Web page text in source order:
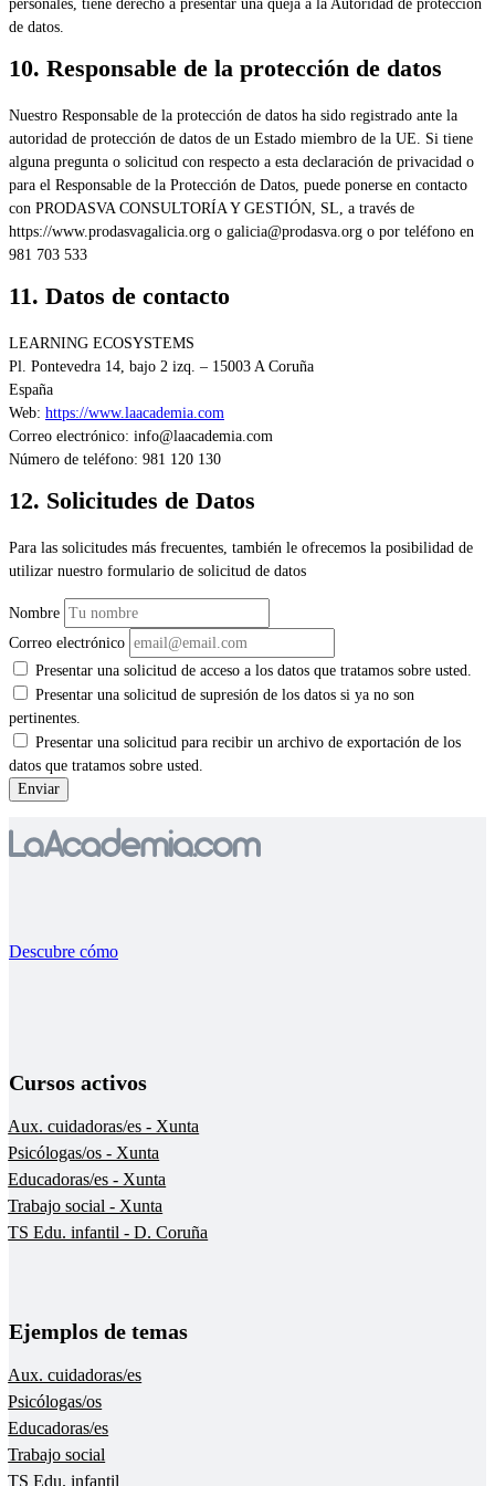
personales, tiene derecho a presentar una queja a la Autoridad de protección
de datos.
10. Responsable de la protección de datos
Nuestro Responsable de la protección de datos ha sido registrado ante la
autoridad de protección de datos de un Estado miembro de la UE. Si tiene
alguna pregunta o solicitud con respecto a esta declaración de privacidad o
para el Responsable de la Protección de Datos, puede ponerse en contacto
con PRODASVA CONSULTORÍA Y GESTIÓN, SL, a través de
https://www.prodasvagalicia.org o galicia@prodasva.org o por teléfono en
981 703 533
11. Datos de contacto
LEARNING ECOSYSTEMS
Pl. Pontevedra 14, bajo 2 izq. – 15003 A Coruña
España
Web: https://www.laacademia.com
Correo electrónico: info@laacademia.com
Número de teléfono: 981 120 130
12. Solicitudes de Datos
Para las solicitudes más frecuentes, también le ofrecemos la posibilidad de
utilizar nuestro formulario de solicitud de datos
Nombre
Correo electrónico
Presentar una solicitud de acceso a los datos que tratamos sobre usted.
Presentar una solicitud de supresión de los datos si ya no son
pertinentes.
Presentar una solicitud para recibir un archivo de exportación de los
datos que tratamos sobre usted.
Descubre cómo
Cursos activos
Aux. cuidadoras/es - Xunta
Psicólogas/os - Xunta
Educadoras/es - Xunta
Trabajo social - Xunta
TS Edu. infantil - D. Coruña
Ejemplos de temas
Aux. cuidadoras/es
Psicólogas/os
Educadoras/es
Trabajo social
TS Edu. infantil